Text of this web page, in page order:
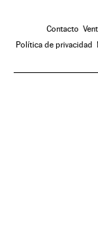
Contacto
Política de privacidad